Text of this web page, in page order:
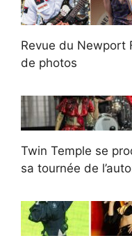
Revue du Newport
de photos
Twin Temple se
sa tournée de